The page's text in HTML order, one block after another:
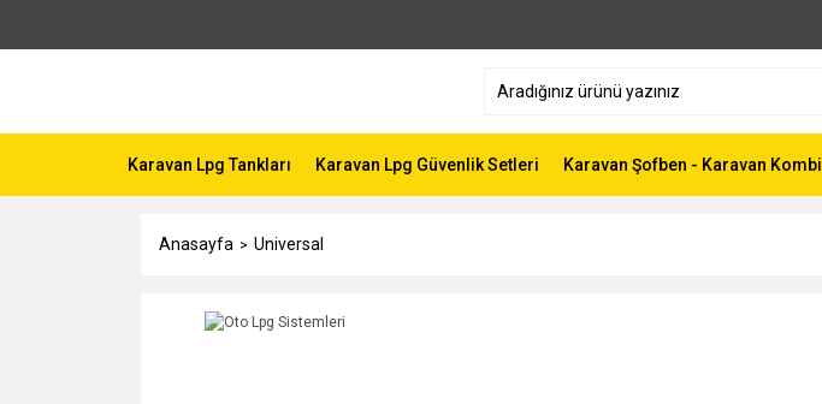
Karavan Lpg Tankları Karavan Lpg Güvenlik Setleri Karavan Şofben - Karavan Kombi
Anasayfa Universal